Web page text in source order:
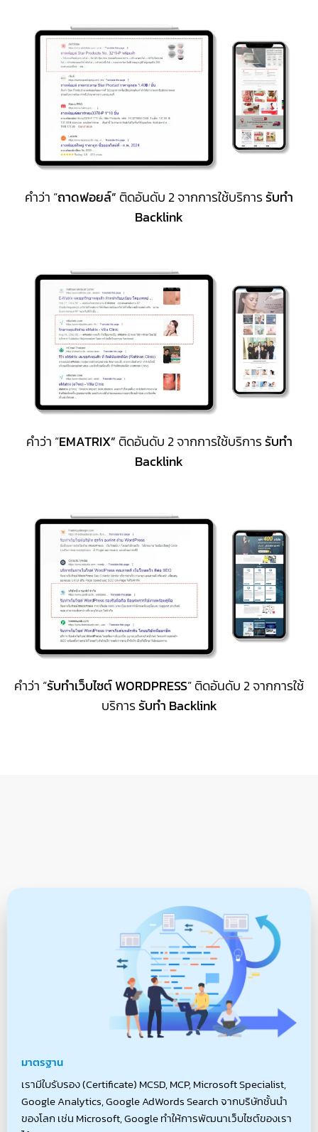
คำว่า “ถาดฟอยล์” ติดอันดับ 2 จากการใช้บริการรับทำ
Backlink
คำว่า “EMATRIX” ติดอันดับ 2 จากการใช้บริการรับทำ
Backlink
คำว่า “รับทำเว็บไซต์ WORDPRESS” ติดอันดับ 2 จากการใช้
บริการรับทำ Backlink
มาตรฐาน
เรามีใบรับรอง (Certificate) MCSD, MCP, Microsoft Specialist,
Google Analytics, Google AdWords Search จากบริษัทชั้นนำ
ของโลก เช่น Microsoft, Google ทำให้การพัฒนาเว็บไซต์ของเรา